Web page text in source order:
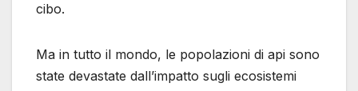
cibo.
Ma in tutto il mondo, le popolazioni di api sono
state devastate dall’impatto sugli ecosistemi